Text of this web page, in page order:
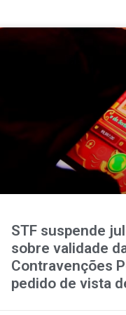
STF suspende
sobre validade
Contravenções
pedido de vista